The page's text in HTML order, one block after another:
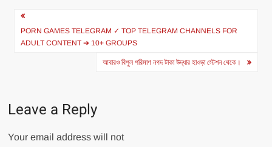
Post
navigation
PORN GAMES TELEGRAM ✓ TOP TELEGRAM CHANNELS FOR
ADULT CONTENT ➔ 10+ GROUPS
আবারও বিপুল পরিমাণ নগদ টাকা উদ্ধার হাওড়া স্টেশন থেকে।
Leave a Reply
Your email address will not